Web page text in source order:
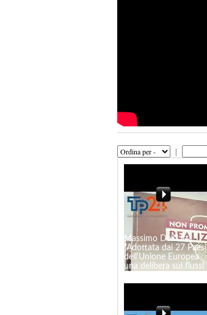
|
Massimo Dell'Utri:
"Adottata dai 27 Paesi
dell'Unione Europea
una delibera sui flussi